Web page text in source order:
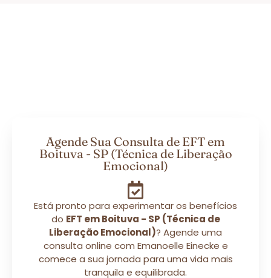
Agende Sua Consulta de EFT em
Boituva - SP (Técnica de Liberação
Emocional)
Está pronto para experimentar os benefícios
do EFT em Boituva - SP (Técnica de
Liberação Emocional)? Agende uma
consulta online com Emanoelle Einecke e
comece a sua jornada para uma vida mais
tranquila e equilibrada.